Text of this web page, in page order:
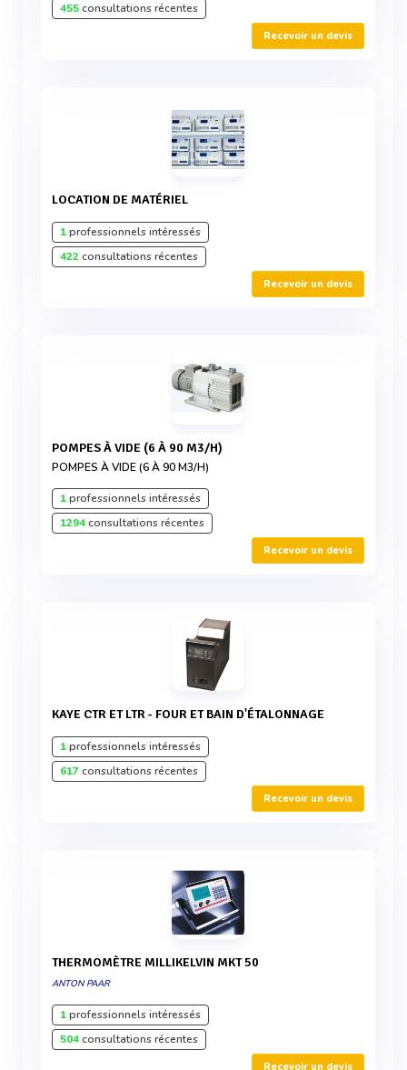
455consultations récentes
Recevoir un devis
LOCATION DE MATÉRIEL
1professionnels intéressés
422consultations récentes
Recevoir un devis
POMPES À VIDE (6 À 90 M3/H)
POMPES À VIDE (6 À 90 M3/H)
1professionnels intéressés
1294consultations récentes
Recevoir un devis
KAYE CTR ET LTR - FOUR ET BAIN D'ÉTALONNAGE
1professionnels intéressés
617consultations récentes
Recevoir un devis
THERMOMÈTRE MILLIKELVIN MKT 50
ANTON PAAR
1professionnels intéressés
504consultations récentes
Recevoir un devis